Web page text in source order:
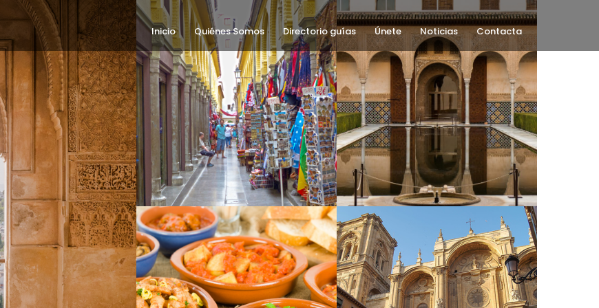
Inicio Quiénes Somos Directorio guías Únete Noticias Contacta